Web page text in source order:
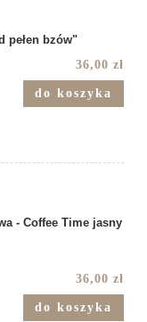
pełen bzów"
36,00 zł
do koszyka
- Coffee Time jasny
36,00 zł
do koszyka